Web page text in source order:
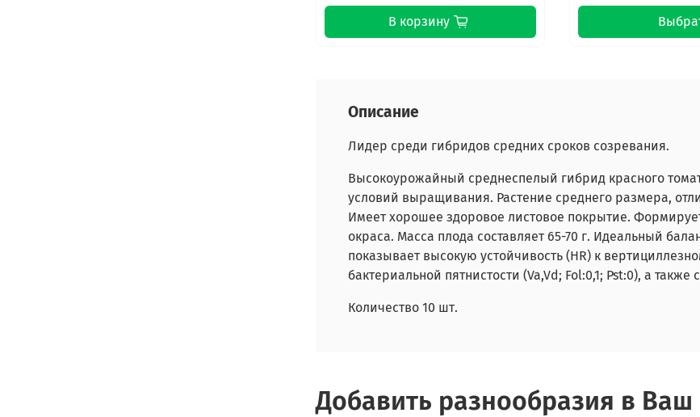
В корзину
Описание
Лидер среди гибридов средних сроков созревания.
Высокоурожайный среднеспелый гибрид красного
условий выращивания. Растение среднего размера,
Имеет хорошее здоровое листовое покрытие.
окраса. Масса плода составляет 65-70 г. Идеальный
показывает высокую устойчивость (HR) к
бактериальной пятнистости (Va,Vd; Fol:0,1; Pst:0), а
Количество 10 шт.
Добавить разнообразия в